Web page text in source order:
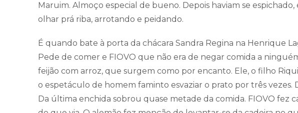
Maruim. Almoço especial de bueno. Depois haviam se
olhar prá riba, arrotando e peidando.
É quando bate à porta da chácara Sandra Regina na Henrique
Pede de comer e FIOVO que não era de negar comida a
feijão com arroz, que surgem como por encanto. Ele, o filho
o espetáculo de homem faminto esvaziar o prato por três vezes.
Da última enchida sobrou quase metade da comida. FIOVO fez